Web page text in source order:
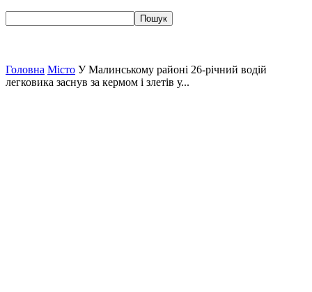
Головна Місто У Малинському районі 26-річний водій
легковика заснув за кермом і злетів у...